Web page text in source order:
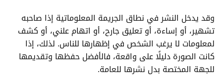
وقد يدخل النشر في نطاق الجريمة المعلوماتية إذا صاحبه
تشهير، أو إساءة، أو تعليق جارح، أو اتهام علني، أو كشف
لمعلومات لا يرغب الشخص في إظهارها للناس. لذلك، إذا
كانت الصورة دليلًا على واقعة، فالأفضل حفظها وتقديمها
للجهة المختصة بدل نشرها للعامة.